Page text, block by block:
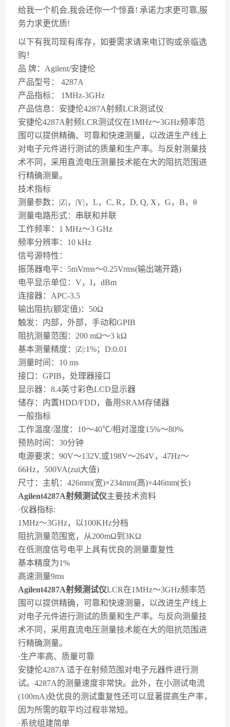
给我一个机会,我会还你一个惊喜! 承诺力求更可靠,服
务力求更优质!
以下有我司现有库存，如要需求请来电订购或亲临选
购！
品 牌：Agilent/安捷伦
产品型号： 4287A
产品指标： 1MHz-3GHz
产品信息：安捷伦4287A射频LCR测试仪
安捷伦4287A射频LCR测试仪在1MHz～3GHz频率范
围可以提供精确、可靠和快速测量，以改进生产线上
对电子元件进行测试的质量和生产率。与反射测量技
术不同，采用直流电压测量技术能在大的阻抗范围进
行精确测量。
技术指标
测量参数：|Z|，|Y|，L，C, R，D, Q, X，G，B，θ
测量电路形式：串联和并联
工作频率：1 MHz～3 GHz
频率分辨率：10 kHz
信号源特性：
振荡器电平：5mVrms～0.25Vrms(输出端开路)
电平显示单位：V，I，dBm
连接器：APC-3.5
输出阻抗(额定值)：50Ω
触发：内部，外部，手动和GPIB
阻抗测量范围：200 mΩ～3 kΩ
基本测量精度：|Z|:1%；D:0.01
测量时间：10 ms
接口：GPIB，处理器接口
显示器：8.4英寸彩色LCD显示器
储存：内置HDD/FDD，备用SRAM存储器
一般指标
工作温度/湿度：10～40℃/相对湿度15%～80%
预热时间：30分钟
电源要求：90V～132V,或198V～264V，47Hz～
66Hz，500VA(zui大值)
尺寸：主机：426mm(宽)×234mm(高)×446mm(长)
Agilent4287A射频测试仪主要技术资料
·仪器指标:
1MHz～3GHz，以100KHz分档
阻抗测量范围宽，从200mΩ到3KΩ
在低测度信号电平上具有优良的测量重复性
基本精度为1%
高速测量9ms
Agilent4287A射频测试仪LCR在1MHz～3GHz频率范
围可以提供精确，可靠和快速测量，以改进生产线上
对电子元件进行测试的质量和生产率。与反向测量技
术不同，采用直流电压测量技术能在大的阻抗范围进
行精确测量。
·生产率高、质量可靠
安捷伦4287A 适于在射频范围对电子元器件进行测
试。4287A的测量速度非常快。此外，在小测试电流
(100mA)处优良的测试重复性还可以显著提高生产率，
因为所需的取平均过程非常短。
·系统组建简单